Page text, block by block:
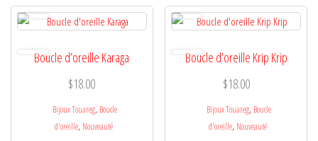
Boucle d’oreille Karaga
$18.00
Bijoux Touareg, Boucle
d'oreille, Nouveauté
Boucle d’oreille Krip Krip
$18.00
Bijoux Touareg, Boucle
d'oreille, Nouveauté